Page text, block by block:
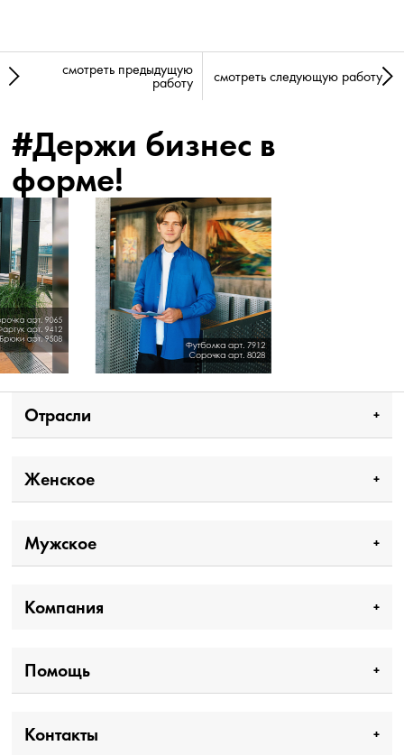
смотреть предыдущую
работу смотреть следующую работу
#Держи бизнес в
форме!
Отрасли
Женское
Мужское
Компания
Помощь
Контакты